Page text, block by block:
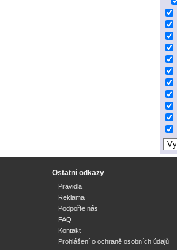
Ostatní odkazy
Pravidla
Reklama
Podpořte nás
FAQ
Kontakt
Prohlášení o ochraně osobních údajů